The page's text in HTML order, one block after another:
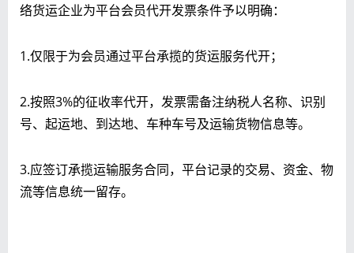
络货运企业为平台会员代开发票条件予以明确：
1.仅限于为会员通过平台承揽的货运服务代开；
2.按照3%的征收率代开，发票需备注纳税人名称、识别
号、起运地、到达地、车种车号及运输货物信息等。
3.应签订承揽运输服务合同，平台记录的交易、资金、物
流等信息统一留存。